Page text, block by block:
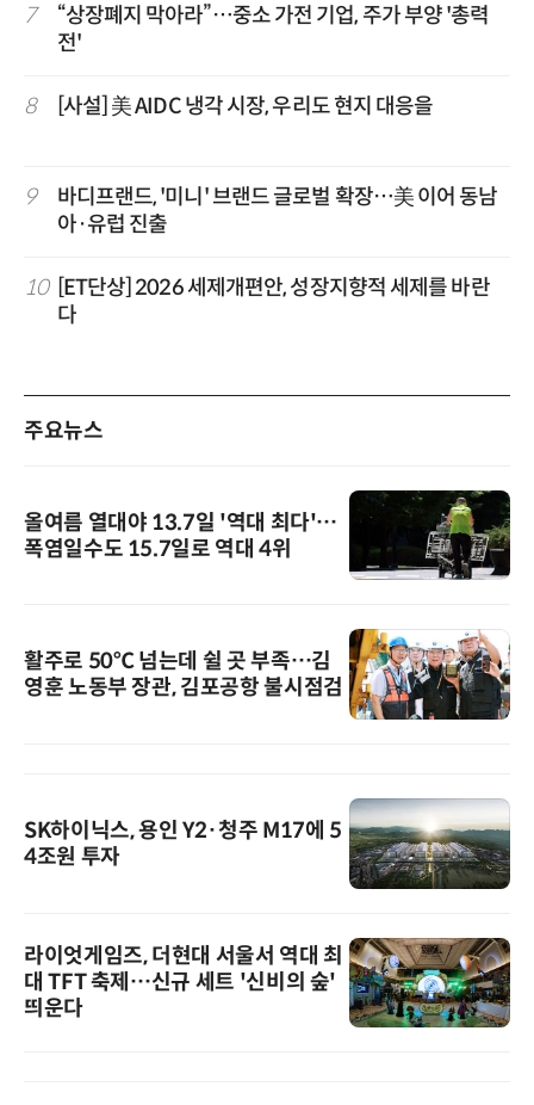
7
“상장폐지 막아라”…중소 가전 기업, 주가 부양 '총력
전'
8 [사설] 美 AIDC 냉각 시장, 우리도 현지 대응을
9
바디프랜드, '미니' 브랜드 글로벌 확장…美 이어 동남
아·유럽 진출
10
[ET단상] 2026 세제개편안, 성장지향적 세제를 바란
다
주요뉴스
올여름 열대야 13.7일 '역대 최다'…
폭염일수도 15.7일로 역대 4위
활주로 50℃ 넘는데 쉴 곳 부족…김
영훈 노동부 장관, 김포공항 불시점검
SK하이닉스, 용인 Y2·청주 M17에 5
4조원 투자
라이엇게임즈, 더현대 서울서 역대 최
대 TFT 축제…신규 세트 '신비의 숲'
띄운다